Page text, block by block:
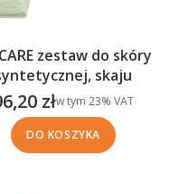
zestaw do skóry
skaju
brutto
złw tym %s VAT
w tym 23% VAT
DO KOSZYKA